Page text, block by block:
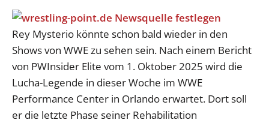
Rey Mysterio könnte schon bald wieder in den
Shows von WWE zu sehen sein. Nach einem Bericht
von PWInsider Elite vom 1. Oktober 2025 wird die
Lucha-Legende in dieser Woche im WWE
Performance Center in Orlando erwartet. Dort soll
er die letzte Phase seiner Rehabilitation